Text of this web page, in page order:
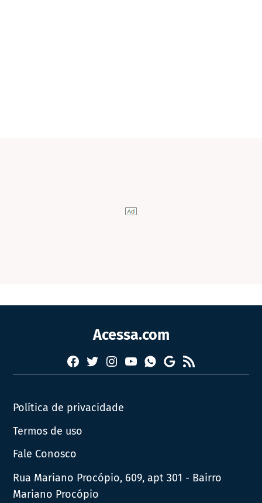
Acessa.com
Facebook
TwitterInstagram
YouTubeWhatsapp
Google
News
RSS
Política de privacidade
Termos de uso
Fale Conosco
Rua Mariano Procópio, 609, apt 301 - Bairro
Mariano Procópio